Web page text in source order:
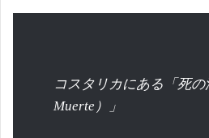
コスタリカにある「死の
Muerte）」